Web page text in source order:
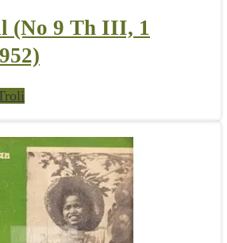
(No 9 Th III, 1